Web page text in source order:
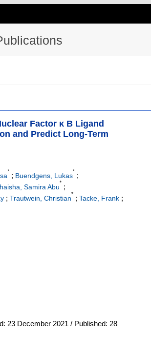
Factor κ B Ligand
and Predict Long-Term
*
; Buendgens, Lukas
*
;
Samira Abu
*
;
; Trautwein, Christian
*
; Tacke, Frank ;
23 December 2021 / Published: 28